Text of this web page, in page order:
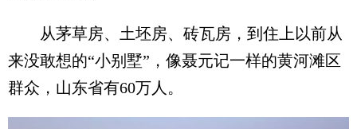
从茅草房、土坯房、砖瓦房，到住上以前从
来没敢想的“小别墅”，像聂元记一样的黄河滩区
群众，山东省有60万人。